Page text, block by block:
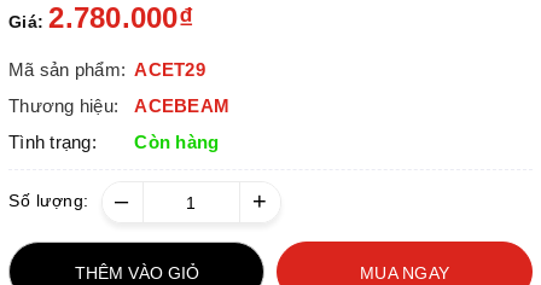
Giá: 2.780.000₫
Mã sản phẩm: ACET29
Thương hiệu:
ACEBEAM
Tình trạng:
Còn hàng
Số lượng: – +
THÊM VÀO GIỎ MUA NGAY